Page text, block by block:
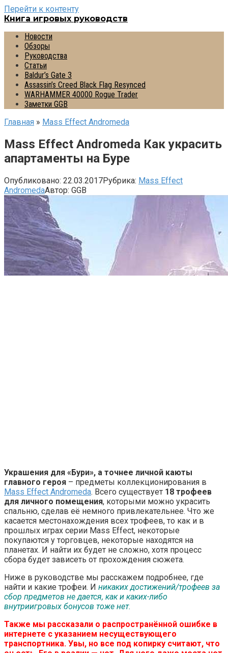
Перейти к контенту
Книга игровых руководств
Новости
Обзоры
Руководства
Статьи
Baldur’s Gate 3
Assassin’s Creed Black Flag Resynced
WARHAMMER 40000 Rogue Trader
Заметки GGB
Главная » Mass Effect Andromeda
Mass Effect Andromeda Как украсить
апартаменты на Буре
Опубликовано: 22.03.2017Рубрика: Mass Effect
AndromedaАвтор: GGB
Украшения для «Бури», а точнее личной каюты
главного героя – предметы коллекционирования в
Mass Effect Andromeda. Всего существует 18 трофеев
для личного помещения, которыми можно украсить
спальню, сделав её немного привлекательнее. Что же
касается местонахождения всех трофеев, то как и в
прошлых играх серии Mass Effect, некоторые
покупаются у торговцев, некоторые находятся на
планетах. И найти их будет не сложно, хотя процесс
сбора будет зависеть от прохождения сюжета.
Ниже в руководстве мы расскажем подробнее, где
найти и какие трофеи. И никаких достижений/трофеев за
сбор предметов не дается, как и каких-либо
внутриигровых бонусов тоже нет.
Также мы рассказали о распространённой ошибке в
интернете с указанием несуществующего
транспортника. Увы, но все под копирку считают, что